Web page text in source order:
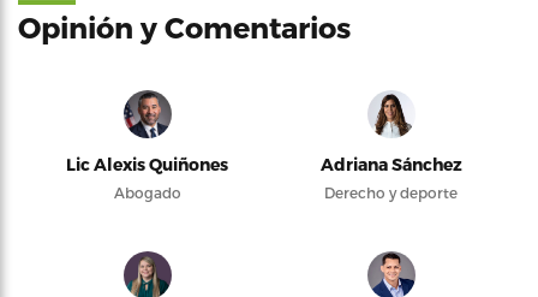
Opinión y Comentarios
Lic Alexis Quiñones
Abogado
Adriana Sánchez
Derecho y deporte